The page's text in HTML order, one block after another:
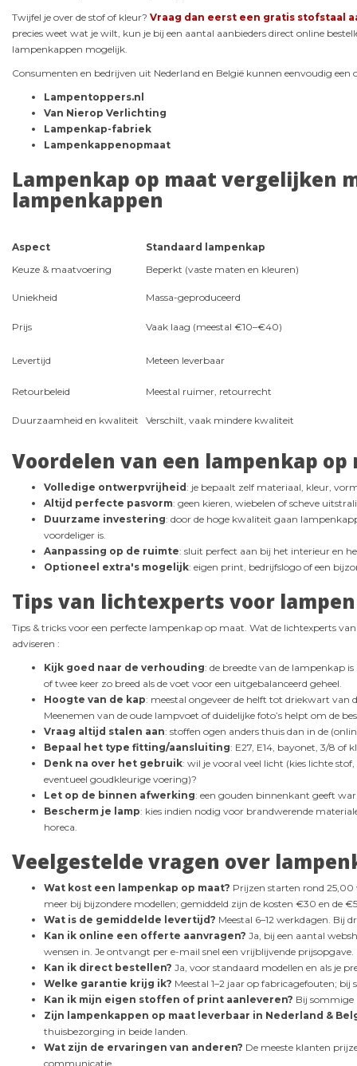
Twijfel je over de stof of kleur? Vraag dan eerst een gratis stofstaal
precies weet wat je wilt, kun je bij een aantal aanbieders direct online
lampenkappen mogelijk.
Consumenten en bedrijven uit Nederland en België kunnen eenvoudig een
Lampentoppers.nl
Van Nierop Verlichting
Lampenkap-fabriek
Lampenkappenopmaat
Lampenkap op maat vergelijken
lampenkappen
Aspect
Standaard lampenkap
Keuze & maatvoering
Beperkt (vaste maten en kleuren)
Uniekheid Massa-geproduceerd
Prijs Vaak laag (meestal €10–€40)
Levertijd Meteen leverbaar
Retourbeleid Meestal ruimer, retourrecht
Duurzaamheid en kwaliteit Verschilt, vaak mindere kwaliteit
Voordelen van een lampenkap
Volledige ontwerpvrijheid : je bepaalt zelf materiaal, kleur,
Altijd perfecte pasvorm: geen kieren, wiebelen of scheve
Duurzame investering: door de hoge kwaliteit gaan
voordeliger is.
Aanpassing op de ruimte: sluit perfect aan bij het interieur en
Optioneel extra's mogelijk: eigen print, bedrijfslogo of een
Tips van lichtexperts voor
Tips & tricks voor een perfecte lampenkap op maat. Wat de lichtexperts
adviseren :
Kijk goed naar de verhouding: de breedte van de lampenkap
of twee keer zo breed als de voet voor een uitgebalanceerd geheel.
Hoogte van de kap: meestal ongeveer de helft tot driekwart van
Meenemen van de oude lampvoet of duidelijke foto’s helpt om de
Vraag altijd stalen aan: stoffen ogen anders thuis dan in de
Bepaal het type fitting/aansluiting: E27, E14, bayonet, 3/8 of
Denk na over het gebruik: wil je vooral veel licht (kies lichte
eventueel goudkleurige voering)?
Let op de binnen afwerking: een gouden binnenkant geeft
Bescherm je lamp: kies indien nodig voor brandwerende
horeca.
Veelgestelde vragen over
Wat kost een lampenkap op maat? Prijzen starten rond
meer bij bijzondere modellen; gemiddeld zijn de kosten €30 en de
Wat is de gemiddelde levertijd? Meestal 6–12 werkdagen. Bij
Kan ik online een offerte aanvragen? Ja, bij een aantal
wensen in. Je ontvangt per e-mail snel een vrijblijvende prijsopgave.
Kan ik direct bestellen? Ja, voor standaard modellen en als je
Welke garantie krijg ik? Meestal 1–2 jaar op fabricagefouten;
Kan ik mijn eigen stoffen of print aanleveren? Bij sommige
Zijn lampenkappen op maat leverbaar in Nederland &
thuisbezorging in beide landen.
Wat zijn de ervaringen van anderen? De meeste klanten
communicatie.